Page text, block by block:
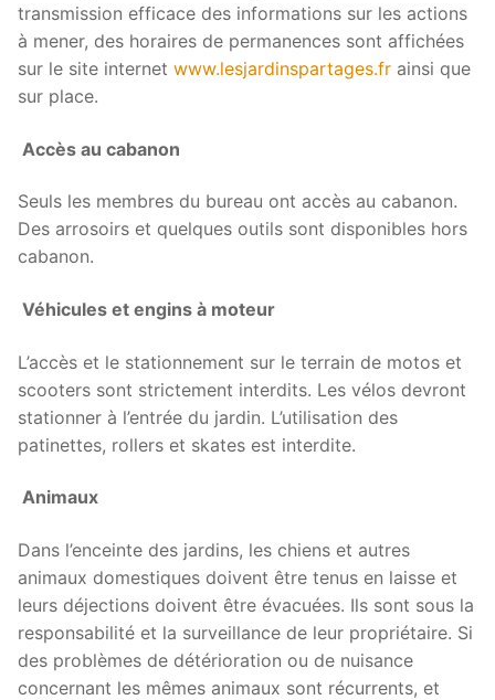
transmission efficace des informations sur les actions
à mener, des horaires de permanences sont affichées
sur le site internet www.lesjardinspartages.fr ainsi que
sur place.
Accès au cabanon
Seuls les membres du bureau ont accès au cabanon.
Des arrosoirs et quelques outils sont disponibles hors
cabanon.
Véhicules et engins à moteur
L’accès et le stationnement sur le terrain de motos et
scooters sont strictement interdits. Les vélos devront
stationner à l’entrée du jardin. L’utilisation des
patinettes, rollers et skates est interdite.
Animaux
Dans l’enceinte des jardins, les chiens et autres
animaux domestiques doivent être tenus en laisse et
leurs déjections doivent être évacuées. Ils sont sous la
responsabilité et la surveillance de leur propriétaire. Si
des problèmes de détérioration ou de nuisance
concernant les mêmes animaux sont récurrents, et